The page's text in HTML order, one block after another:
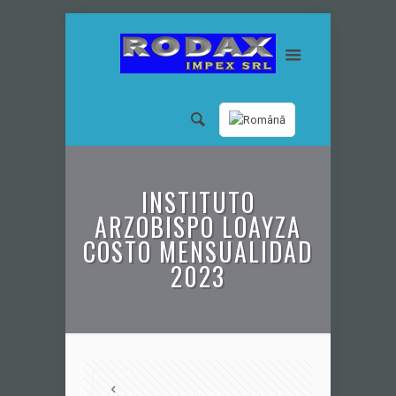
INSTITUTO
ARZOBISPO LOAYZA
COSTO MENSUALIDAD
2023